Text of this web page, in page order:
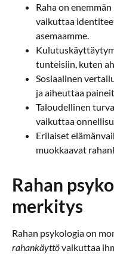
Raha on
vaikuttaa
asemaamme.
tunteisiin, kuten
Sosiaalinen
ja aiheuttaa
Taloudellinen
vaikuttaa
Erilaiset
muokkaavat
Rahan
merkitys
Rahan psykologia on
rahankäyttövaikuttaa